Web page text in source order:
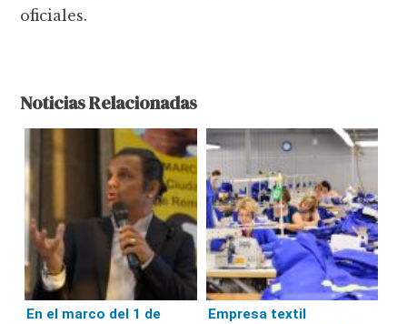
oficiales.
Noticias Relacionadas
En el marco del 1 de
Empresa textil